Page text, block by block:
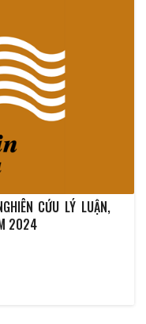
CỨU LÝ LUẬN,
2024